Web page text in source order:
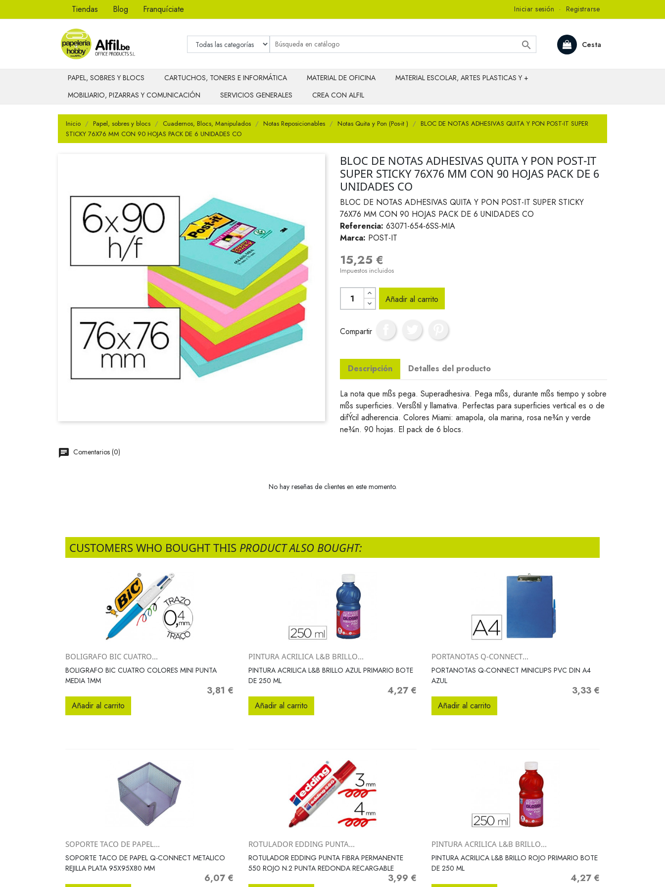
Tiendas Blog Franquíciate Iniciar sesión · Registrarse
Cesta

PAPEL, SOBRES Y BLOCS CARTUCHOS, TONERS E INFORMÁTICA MATERIAL DE OFICINA
MATERIAL ESCOLAR, ARTES PLASTICAS Y +
MOBILIARIO, PIZARRAS Y COMUNICACIÓN
SERVICIOS GENERALES CREA CON ALFIL
Inicio Papel, sobres y blocs Cuadernos, Blocs, Manipulados Notas Reposicionables Notas Quita y Pon (Pos-it )
BLOC DE NOTAS ADHESIVAS QUITA Y PON POST-IT SUPER
STICKY 76X76 MM CON 90 HOJAS PACK DE 6 UNIDADES CO
BLOC DE NOTAS ADHESIVAS QUITA Y PON POST-IT
SUPER STICKY 76X76 MM CON 90 HOJAS PACK DE 6
UNIDADES CO
BLOC DE NOTAS ADHESIVAS QUITA Y PON POST-IT SUPER STICKY
76X76 MM CON 90 HOJAS PACK DE 6 UNIDADES CO
Referencia: 63071-654-6SS-MIA
Marca: POST-IT
15,25 €
Impuestos incluidos
Añadir al carrito
Compartir
Descripción Detalles del producto
La nota que mßs pega. Superadhesiva. Pega mßs, durante mßs tiempo y sobre
mßs superficies. Versßtil y llamativa. Perfectas para superficies vertical es o de
difÝcil adherencia. Colores Miami: amapola, ola marina, rosa ne¾n y verde
ne¾n. 90 hojas. El pack de 6 blocs.
Comentarios (0)
No hay reseñas de clientes en este momento.
CUSTOMERS WHO BOUGHT THIS PRODUCT ALSO BOUGHT:
Vista rápida
BOLIGRAFO BIC CUATRO...
BOLIGRAFO BIC CUATRO COLORES MINI PUNTA
MEDIA 1MM
Precio
3,81 €
Añadir al carrito
Vista rápida
PINTURA ACRILICA L&B BRILLO...
PINTURA ACRILICA L&B BRILLO AZUL PRIMARIO BOTE
DE 250 ML
Precio
4,27 €
Añadir al carrito
Vista rápida
PORTANOTAS Q-CONNECT...
PORTANOTAS Q-CONNECT MINICLIPS PVC DIN A4
AZUL
Precio
3,33 €
Añadir al carrito
 Vista rápida
SOPORTE TACO DE PAPEL...
SOPORTE TACO DE PAPEL Q-CONNECT METALICO
REJILLA PLATA 95X95X80 MM
Precio
6,07 €
 Vista rápida
ROTULADOR EDDING PUNTA...
ROTULADOR EDDING PUNTA FIBRA PERMANENTE
550 ROJO N.2 PUNTA REDONDA RECARGABLE
Precio
3,99 €
Vista rápida
PINTURA ACRILICA L&B BRILLO...
PINTURA ACRILICA L&B BRILLO ROJO PRIMARIO BOTE
DE 250 ML
Precio
4,27 €